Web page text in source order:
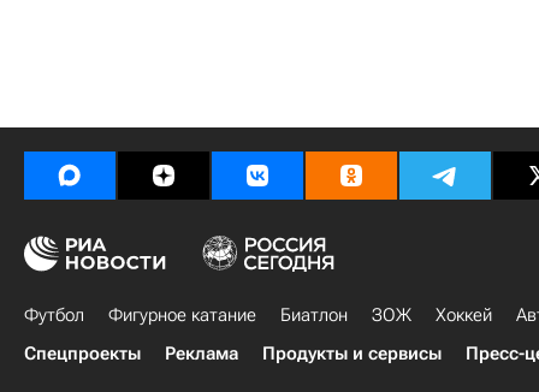
Футбол Фигурное катание Биатлон ЗОЖ Хоккей
Спецпроекты
Реклама Продукты и сервисы Пресс-